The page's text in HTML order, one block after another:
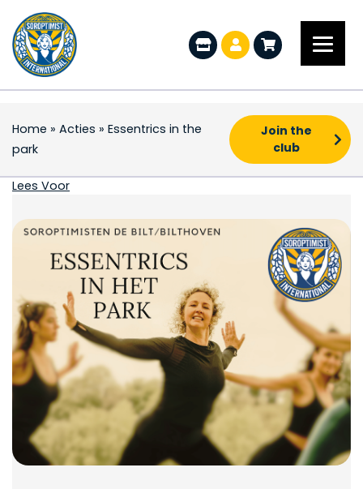
Home » Acties » Essentrics in the
park
Join the
club
Essentrics in the park
Lees Voor